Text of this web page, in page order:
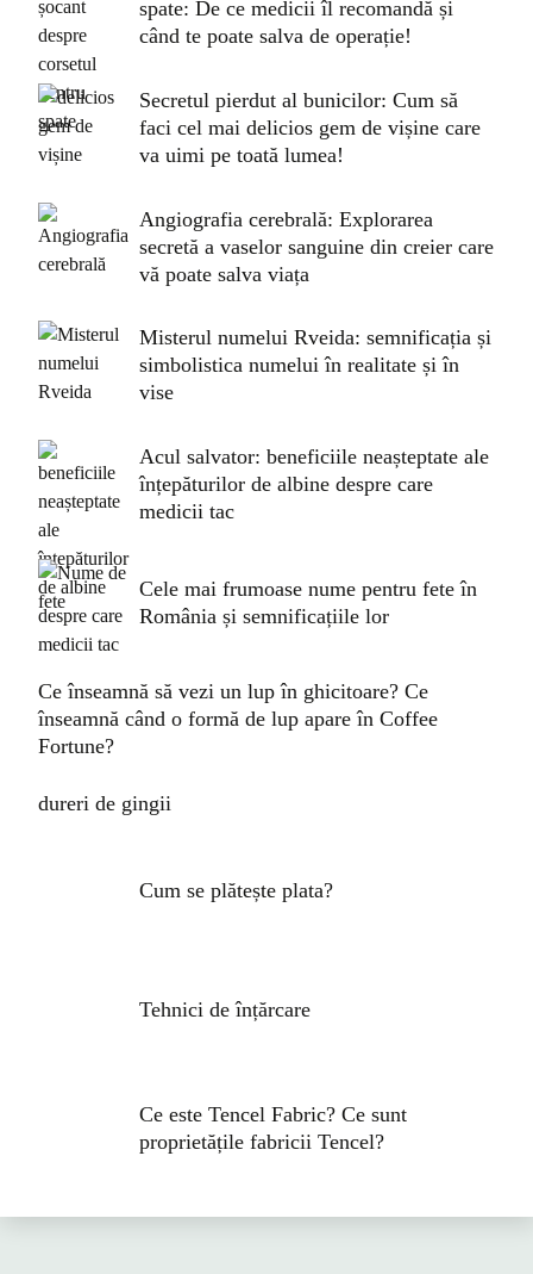
spate: De ce medicii îl recomandă și
când te poate salva de operație!
Secretul pierdut al bunicilor: Cum să
faci cel mai delicios gem de vișine care
va uimi pe toată lumea!
Angiografia cerebrală: Explorarea
secretă a vaselor sanguine din creier care
vă poate salva viața
Misterul numelui Rveida: semnificația și
simbolistica numelui în realitate și în
vise
Acul salvator: beneficiile neașteptate ale
înțepăturilor de albine despre care
medicii tac
Cele mai frumoase nume pentru fete în
România și semnificațiile lor
Ce înseamnă să vezi un lup în ghicitoare? Ce
înseamnă când o formă de lup apare în Coffee
Fortune?
dureri de gingii
Cum se plătește plata?
Tehnici de înțărcare
Ce este Tencel Fabric? Ce sunt
proprietățile fabricii Tencel?